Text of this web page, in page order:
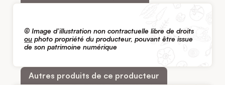
© Image d’illustration non contractuelle libre de droits
ou photo propriété du producteur, pouvant être issue
de son patrimoine numérique
Autres produits de ce producteur